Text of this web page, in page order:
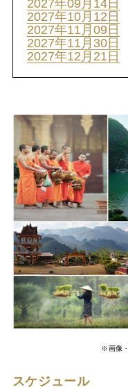
2027年09月14日
2027年10月12日
2027年11月09日
2027年11月30日
2027年12月21日
※画像
スケジュール